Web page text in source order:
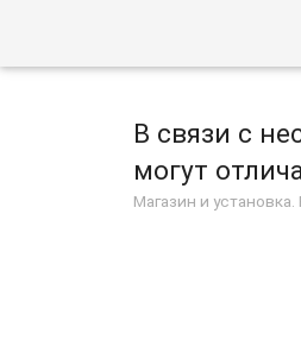
В связи с
могут
Магазин и